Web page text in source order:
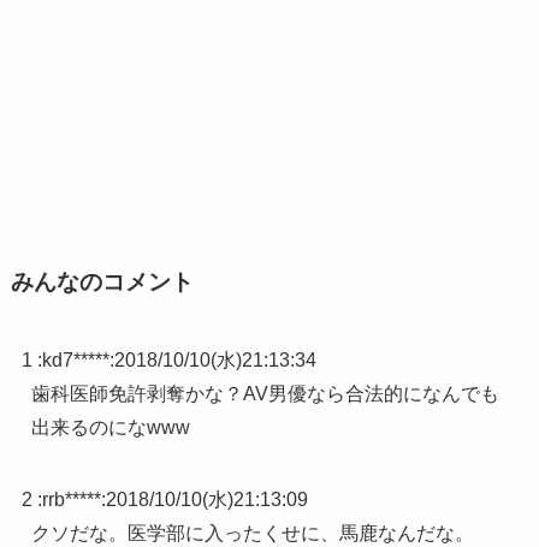
みんなのコメント
1 :kd7*****:2018/10/10(水)21:13:34
歯科医師免許剥奪かな？AV男優なら合法的になんでも
出来るのになwww
2 :rrb*****:2018/10/10(水)21:13:09
クソだな。医学部に入ったくせに、馬鹿なんだな。